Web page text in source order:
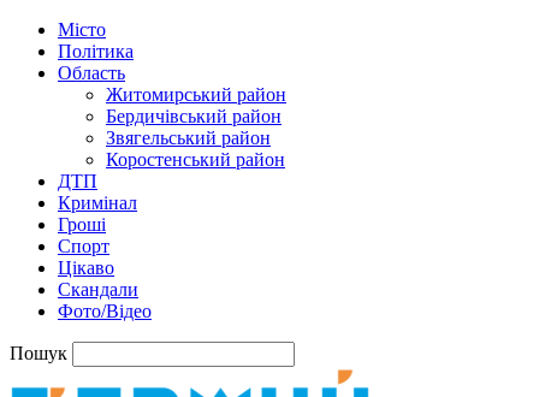
Місто
Політика
Область
Житомирський район
Бердичівський район
Звягельський район
Коростенський район
ДТП
Кримінал
Гроші
Спорт
Цікаво
Скандали
Фото/Відео
Пошук